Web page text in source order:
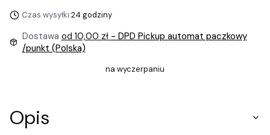
Czas wysyłki:24 godziny
Dostawa od 10,00 zł - DPD Pickup automat paczkowy
/punkt (Polska)
na wyczerpaniu
Opis